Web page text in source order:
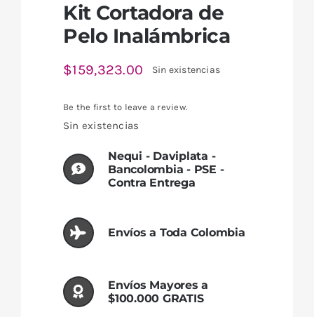
Kit Cortadora de
Pelo Inalámbrica
$159,323.00 Sin existencias
Be the first to leave a review.
Sin existencias
Nequi - Daviplata -
Bancolombia - PSE -
Contra Entrega
Envíos a Toda Colombia
Envíos Mayores a
$100.000 GRATIS